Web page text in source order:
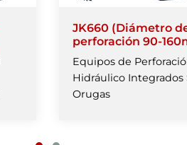
JK660 (Diámetro
perforación 90-
Equipos de
Hidráulico Integrados
Orugas